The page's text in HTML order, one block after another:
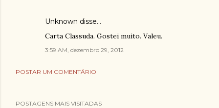
Unknown disse…
Carta Classuda. Gostei muito. Valeu.
3:59 AM, dezembro 29, 2012
POSTAR UM COMENTÁRIO
POSTAGENS MAIS VISITADAS